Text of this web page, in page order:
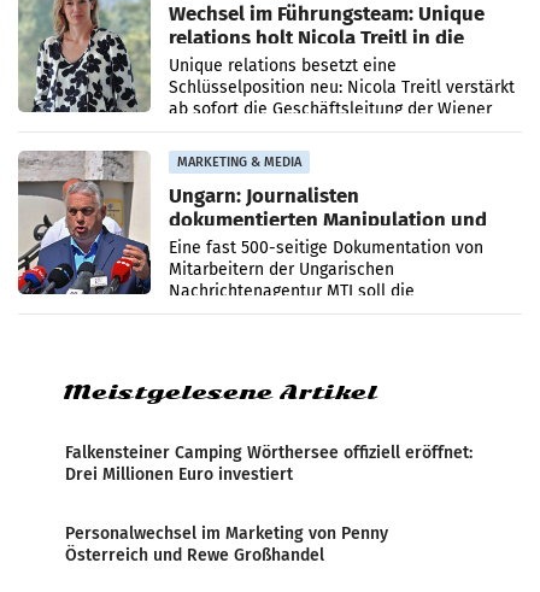
Wechsel im Führungsteam: Unique
relations holt Nicola Treitl in die
Geschäftsleitung
Unique relations besetzt eine
Schlüsselposition neu: Nicola Treitl verstärkt
ab sofort die Geschäftsleitung der Wiener
PR-Agentur an der Seite von Josef Kalina und
Anna Kalina-Mahr.
MARKETING & MEDIA
Ungarn: Journalisten
dokumentierten Manipulation und
Zensur
Eine fast 500-seitige Dokumentation von
Mitarbeitern der Ungarischen
Nachrichtenagentur MTI soll die
systematische Nachrichten-Manipulation und
Meistgelesene Artikel
Falkensteiner Camping Wörthersee offiziell eröffnet:
Drei Millionen Euro investiert
Personalwechsel im Marketing von Penny
Österreich und Rewe Großhandel